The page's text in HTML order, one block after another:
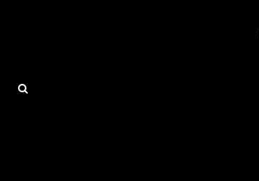
Currency: